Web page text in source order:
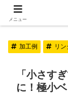
加工例 リン
「小さす
に！極小
メニュー